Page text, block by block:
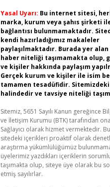
Yasal Uyarı: Bu internet sitesi,
marka, kurum veya şahıs şirketi
bağlantısı bulunmamaktadır.
kendi hazırladığımız makaleler
paylaşılmaktadır. Burada yer
haber niteliği taşımamakta olup,
ve kişiler hakkında paylaşım
Gerçek kurum ve kişiler ile isim
tamamen tesadüfidir.
halindedir ve tavsiye niteliği
Sitemiz, 5651 Sayılı Kanun gereğince
ve İletişim Kurumu (BTK) tarafından
Sağlayıcı olarak hizmet vermektedir.
sitedeki içerikleri proaktif olarak
araştırma yükümlülüğümüz
üyelerimiz yazdıkları içeriklerin
taşımakta olup, siteye üye olarak bu
etmiş sayılırlar.